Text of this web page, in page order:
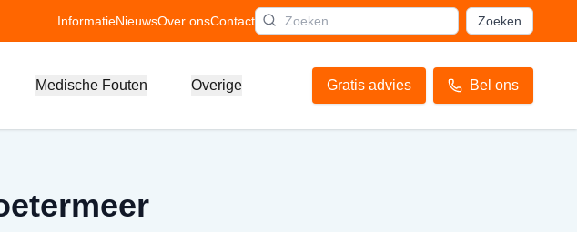
InformatieNieuwsOver onsContact Zoeken
Medische Fouten Overige Gratis advies Bel ons